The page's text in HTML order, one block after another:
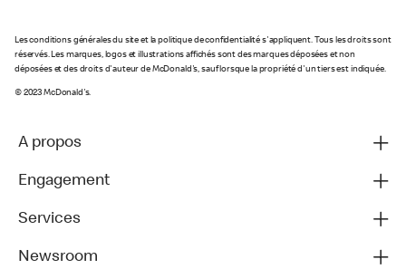
Les conditions générales du site et la politique de confidentialité s'appliquent. Tous les droits sont
réservés. Les marques, logos et illustrations affichés sont des marques déposées et non
déposées et des droits d'auteur de McDonald's, sauf lorsque la propriété d'un tiers est indiquée.
© 2023 McDonald's.
A propos
Engagement
Services
Newsroom